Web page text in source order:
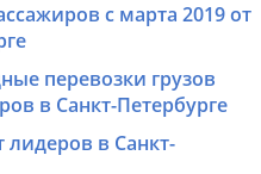
с марта 2019 от
перевозки грузов
в Санкт-Петербурге
лидеров в Санкт-